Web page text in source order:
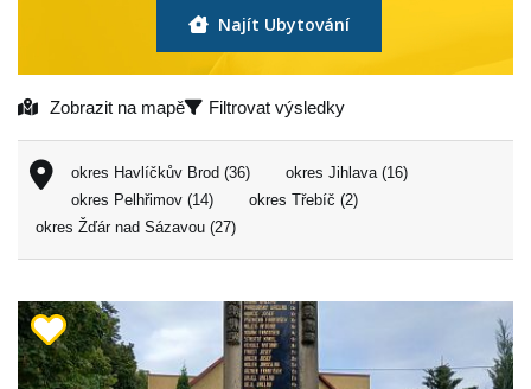
Najít Ubytování
Zobrazit na mapě Filtrovat výsledky
okres Havlíčkův Brod (36)
okres Jihlava (16)
okres Pelhřimov (14)
okres Třebíč (2)
okres Žďár nad Sázavou (27)